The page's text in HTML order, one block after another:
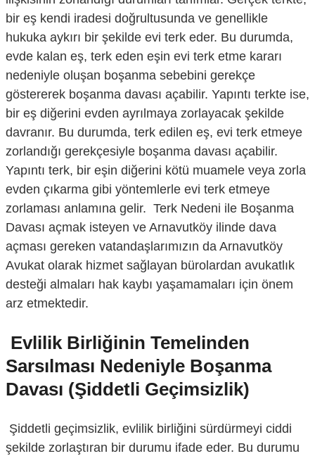
bir eş kendi iradesi doğrultusunda ve genellikle
hukuka aykırı bir şekilde evi terk eder. Bu durumda,
evde kalan eş, terk eden eşin evi terk etme kararı
nedeniyle oluşan boşanma sebebini gerekçe
göstererek boşanma davası açabilir. Yapıntı terkte ise,
bir eş diğerini evden ayrılmaya zorlayacak şekilde
davranır. Bu durumda, terk edilen eş, evi terk etmeye
zorlandığı gerekçesiyle boşanma davası açabilir.
Yapıntı terk, bir eşin diğerini kötü muamele veya zorla
evden çıkarma gibi yöntemlerle evi terk etmeye
zorlaması anlamına gelir. Terk Nedeni ile Boşanma
Davası açmak isteyen ve Arnavutköy ilinde dava
açması gereken vatandaşlarımızın da Arnavutköy
Avukat olarak hizmet sağlayan bürolardan avukatlık
desteği almaları hak kaybı yaşamamaları için önem
arz etmektedir.
Evlilik Birliğinin Temelinden
Sarsılması Nedeniyle Boşanma
Davası (Şiddetli Geçimsizlik)
Şiddetli geçimsizlik, evlilik birliğini sürdürmeyi ciddi
şekilde zorlaştıran bir durumu ifade eder. Bu durumu